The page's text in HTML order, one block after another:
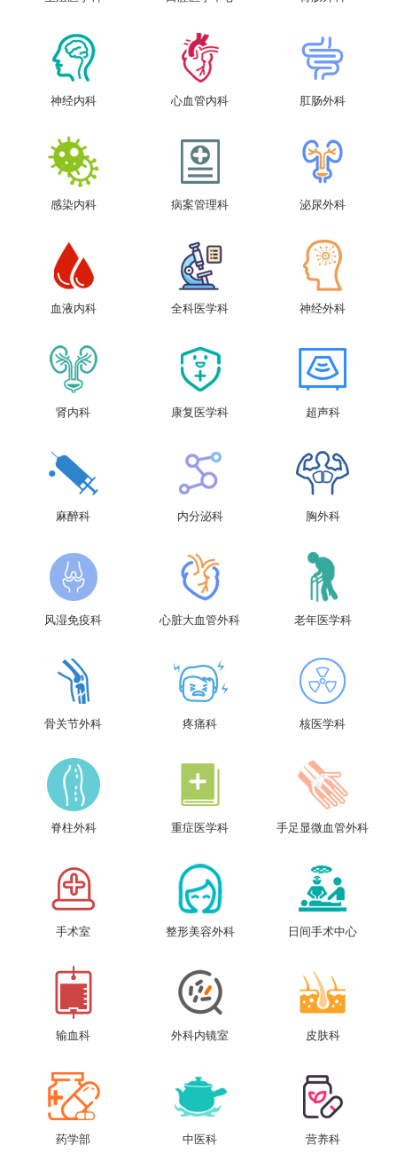
神经内科 心血管内科 肛肠外科
感染内科 病案管理科 泌尿外科
血液内科 全科医学科 神经外科
肾内科 康复医学科 超声科
麻醉科 内分泌科 胸外科
风湿免疫科 心脏大血管外科 老年医学科
骨关节外科 疼痛科 核医学科
脊柱外科 重症医学科 手足显微血管外科
手术室 整形美容外科 日间手术中心
输血科 外科内镜室 皮肤科
药学部 中医科 营养科